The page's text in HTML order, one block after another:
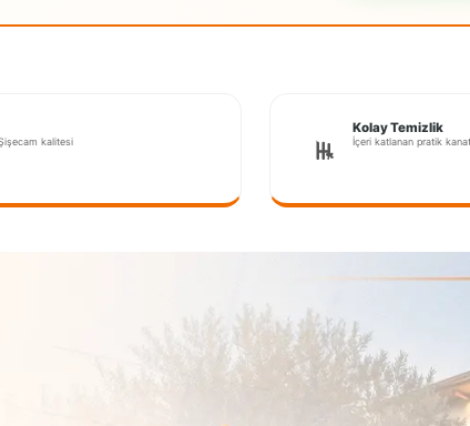
kalitesi
Kolay Temizlik
İçeri katlanan pratik